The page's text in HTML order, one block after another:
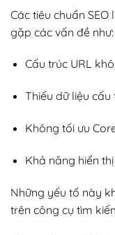
Các tiêu chuẩn
gặp các vấn đề như:
Cấu trúc URL
Thiếu dữ liệu
Không tối ưu
Khả năng hiển
Những yếu tố này
trên công cụ tìm